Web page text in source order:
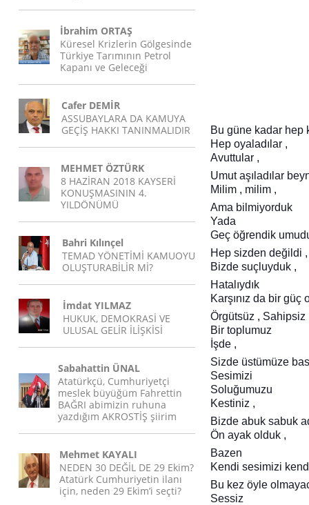
İbrahim ORTAŞ
Küresel Krizlerin Gölgesinde
Türkiye Tarımının Petrol
Kapanı ve Geleceği
Cafer DEMİR
ASSUBAYLARA DA KAMUYA
GEÇİŞ HAKKI TANINMALIDIR
MEHMET ÖZTÜRK
8 HAZİRAN 2018 KAYSERİ
KONUŞMASININ 4.
YILDÖNÜMÜ
Bahri Kılınçel
TEMAD YÖNETİMİ KAMUOYU
OLUŞTURABİLİR Mİ?
İmdat YILMAZ
HUKUK, DEMOKRASİ VE
ULUSAL GELİR İLİŞKİSİ
Sabahattin ÜNAL
Atatürkçü, Cumhuriyetçi
meslek büyüğüm Fahrettin
BAĞRI abimizin ruhuna
yazdığım AKROSTİŞ şiirim
Mehmet KAYALI
NEDEN 30 DEĞİL DE 29 Ekim?
Atatürk Cumhuriyetin ilanı
için, neden 29 Ekim’i seçti?
Bu güne kadar hep
Hep oyaladılar ,
Avuttular ,
Umut aşıladılar
Milim , milim ,
Ama bilmiyorduk
Yada
Geç öğrendik
Hep sizden değildi ,
Bizde suçluyduk ,
Hatalıydık
Karşınız da bir güç
Örgütsüz , Sahipsiz
Bir toplumuz
İşde ,
Sizde üstümüze
Sesimizi
Soluğumuzu
Kestiniz ,
Bizde abuk sabuk
Ön ayak olduk ,
Bazen
Kendi sesimizi
Bu kez öyle
Sessiz